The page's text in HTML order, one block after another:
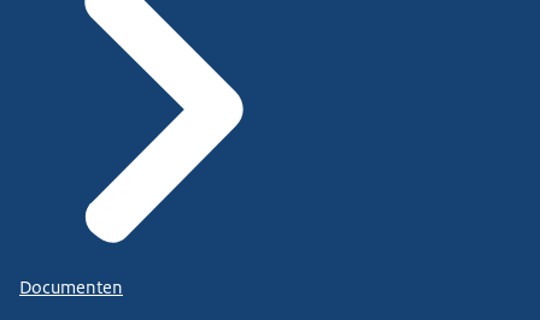
Documenten